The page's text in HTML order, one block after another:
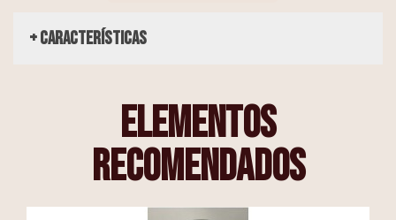
+ Características
elementos
recomendados